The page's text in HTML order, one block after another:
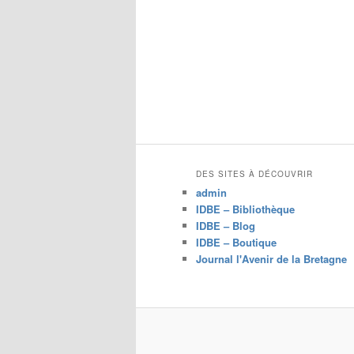
DES SITES À DÉCOUVRIR
admin
IDBE – Bibliothèque
IDBE – Blog
IDBE – Boutique
Journal l'Avenir de la Bretagne